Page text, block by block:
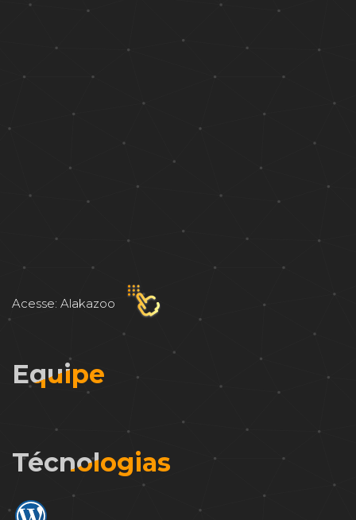
Acesse: Alakazoo
Equipe
Técnologias